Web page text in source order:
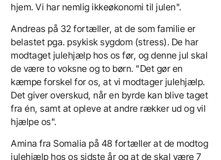
hjem. Vi har nemlig ikkeøkonomi til julen".
Andreas på 32 fortæller, at de som familie er
belastet pga. psykisk sygdom (stress). De har
modtaget julehjælp hos os før, og denne jul skal
de være to voksne og to børn. "Det gør en
kæmpe forskel for os, at vi modtager julehjælp.
Det giver overskud, når en byrde kan blive taget
fra én, samt at opleve at andre rækker ud og vil
hjælpe os".
Amina fra Somalia på 48 fortæller at de modtog
julehjælp hos os sidste år og at de skal være 7